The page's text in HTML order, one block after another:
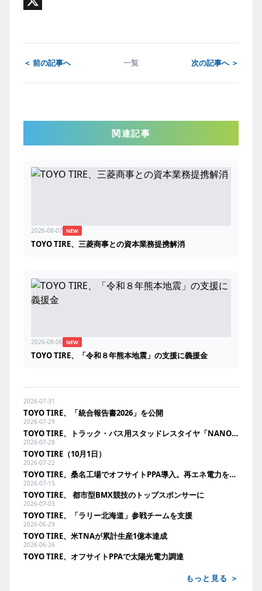
＜ 前の記事へ 一覧 次の記事へ ＞
関連記事
2026-08-07 NEW
TOYO TIRE、三菱商事との資本業務提携解消
2026-08-06 NEW
TOYO TIRE、「令和８年熊本地震」の支援に義援金
2026-07-31
TOYO TIRE、「統合報告書2026」を公開
2026-07-29
TOYO TIRE、トラック・バス用スタッドレスタイヤ「NANOENERGY M976」を発売
2026-07-28
TOYO TIRE（10月1日）
2026-07-22
TOYO TIRE、桑名工場でオフサイトPPA導入。再エネ電力を長期安定調達
2026-07-15
TOYO TIRE、 都市型BMX競技のトップスポンサーに
2026-07-03
TOYO TIRE、「ラリー北海道」参戦チームを支援
2026-06-29
TOYO TIRE、米TNAが累計生産1億本達成
2026-06-26
TOYO TIRE、オフサイトPPAで太陽光電力調達
もっと見る ＞